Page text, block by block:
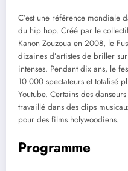
C’est une référence mondiale
du hip hop. Créé par le
Kanon Zouzoua en 2008, le
dizaines d’artistes de briller
intenses. Pendant dix ans, le
10 000 spectateurs et totalisé
Youtube. Certains des
travaillé dans des clips
pour des films holywoodiens.
Programme